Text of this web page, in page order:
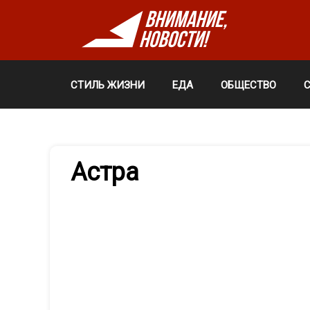
СТИЛЬ ЖИЗНИ ЕДА ОБЩЕСТВО
Астра